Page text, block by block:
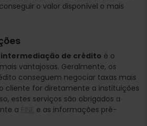
o valor disponível o mais
de crédito é o
vantajosas. Geralmente, os
conseguem negociar taxas mais
cliente for diretamente a instituições
estes serviços são obrigados a
a
e as informações pré-